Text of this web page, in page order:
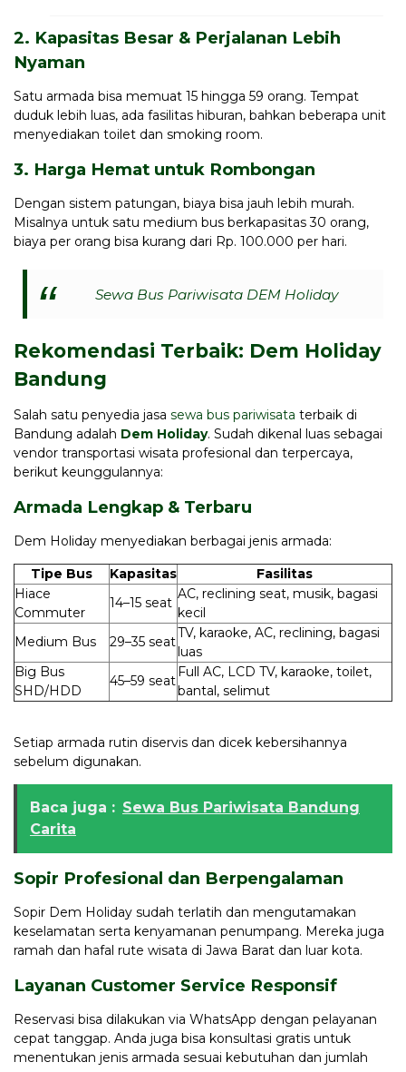
2. Kapasitas Besar & Perjalanan Lebih
Nyaman
Satu armada bisa memuat 15 hingga 59 orang. Tempat
duduk lebih luas, ada fasilitas hiburan, bahkan beberapa unit
menyediakan toilet dan smoking room.
3. Harga Hemat untuk Rombongan
Dengan sistem patungan, biaya bisa jauh lebih murah.
Misalnya untuk satu medium bus berkapasitas 30 orang,
biaya per orang bisa kurang dari Rp. 100.000 per hari.
Sewa Bus Pariwisata DEM Holiday
Rekomendasi Terbaik: Dem Holiday
Bandung
Salah satu penyedia jasa sewa bus pariwisata terbaik di
Bandung adalah Dem Holiday. Sudah dikenal luas sebagai
vendor transportasi wisata profesional dan terpercaya,
berikut keunggulannya:
Armada Lengkap & Terbaru
Dem Holiday menyediakan berbagai jenis armada:
Tipe Bus
Kapasitas
Fasilitas
Hiace
Commuter
14–15 seat
AC, reclining seat, musik, bagasi
kecil
Medium Bus
29–35 seat
TV, karaoke, AC, reclining, bagasi
luas
Big Bus
SHD/HDD
45–59 seat
Full AC, LCD TV, karaoke, toilet,
bantal, selimut
Setiap armada rutin diservis dan dicek kebersihannya
sebelum digunakan.
Baca juga : Sewa Bus Pariwisata Bandung
Carita
Sopir Profesional dan Berpengalaman
Sopir Dem Holiday sudah terlatih dan mengutamakan
keselamatan serta kenyamanan penumpang. Mereka juga
ramah dan hafal rute wisata di Jawa Barat dan luar kota.
Layanan Customer Service Responsif
Reservasi bisa dilakukan via WhatsApp dengan pelayanan
cepat tanggap. Anda juga bisa konsultasi gratis untuk
menentukan jenis armada sesuai kebutuhan dan jumlah